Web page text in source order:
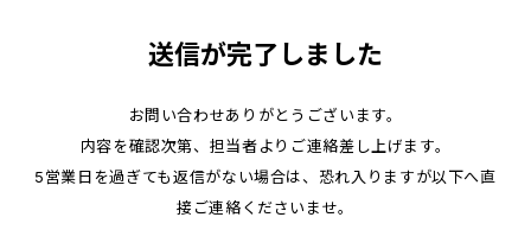
送信が完了しました
お問い合わせありがとうございます。
内容を確認次第、担当者よりご連絡差し上げます。
5営業日を過ぎても返信がない場合は、恐れ入りますが以下へ直
接ご連絡くださいませ。